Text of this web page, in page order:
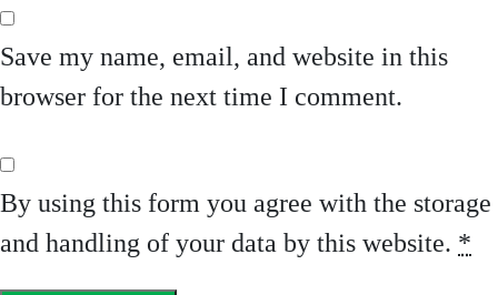
Save my name, email, and website in this
browser for the next time I comment.
By using this form you agree with the storage
and handling of your data by this website. *